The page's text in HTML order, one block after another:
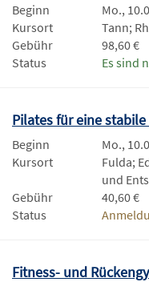
Beginn
Mo.,
Kursort
Tann;
Gebühr
98,60 €
Status
Es sind
Pilates für eine
Beginn
Mo.,
Kursort
Fulda;
und
Gebühr
40,60 €
Status
Fitness- und